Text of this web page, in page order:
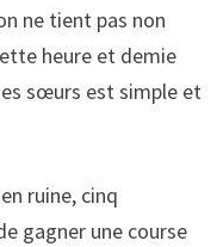
ne tient pas non
heure et demie
sœurs est simple et
ruine, cinq
gagner une course